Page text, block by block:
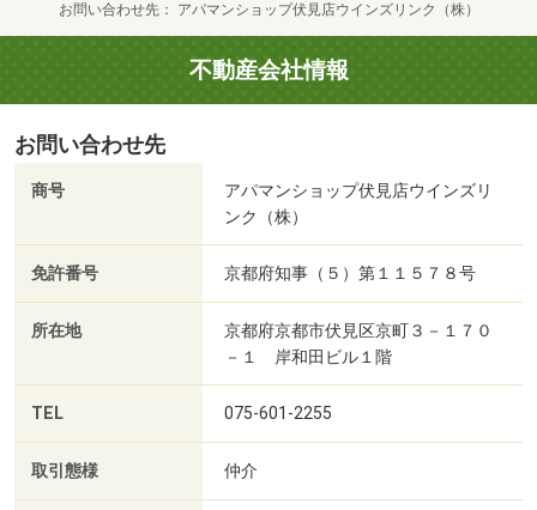
お問い合わせ先 アパマンショップ伏見店ウインズリンク（株）
不動産会社情報
お問い合わせ先
商号
アパマンショップ伏見店ウインズリ
ンク（株）
免許番号 京都府知事（５）第１１５７８号
所在地
京都府京都市伏見区京町３－１７０
－１ 岸和田ビル１階
TEL 075-601-2255
取引態様 仲介